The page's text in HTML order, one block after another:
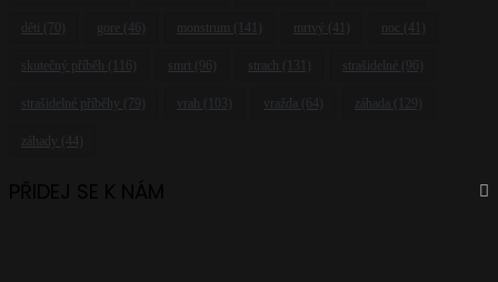
děti (70) gore (46) monstrum (141) mrtvý (41) noc (41)
skutečný příběh (116) smrt (96) strach (131) strašidelné (96)
strašidelné příběhy (79) vrah (103) vražda (64) záhada (129)
záhady (44)